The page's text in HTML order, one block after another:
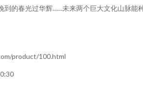
的春光过华辉……未来两个巨大文化山脉能
product/100.html